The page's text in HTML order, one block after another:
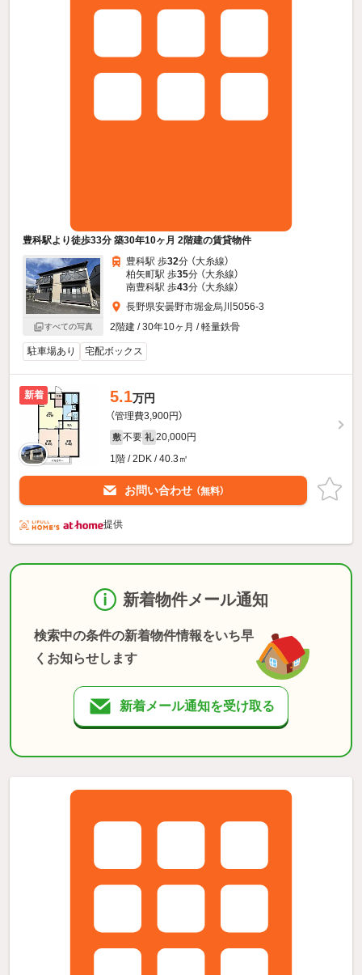
豊科駅より徒歩33分 築30年10ヶ月 2階建の賃貸物件
すべての写真
豊科駅 歩32分 （大糸線）
柏矢町駅 歩35分 （大糸線）
南豊科駅 歩43分 （大糸線）
長野県安曇野市堀金烏川5056-3
2階建 / 30年10ヶ月 / 軽量鉄骨
駐車場あり 宅配ボックス
新着 5.1万円
（管理費3,900円）
敷 不要 礼 20,000円
1階 / 2DK / 40.3㎡
お問い合わせ （無料）
提供
新着物件メール通知
検索中の条件の新着物件情報をいち早
くお知らせします
新着メール通知を受け取る